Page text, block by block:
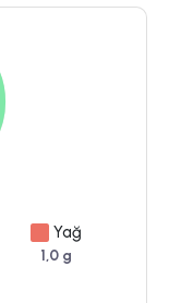
Yağ
1,0 g